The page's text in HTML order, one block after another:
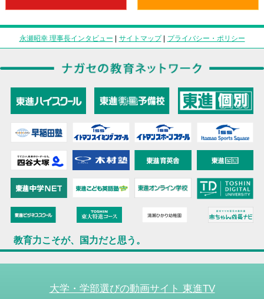
永瀬昭幸 理事長インタビュー | サイトマップ| プライバシー・ポリシー
教育力こそが、国力だと思う。
大学・学部選びの動画サイト 東進TV